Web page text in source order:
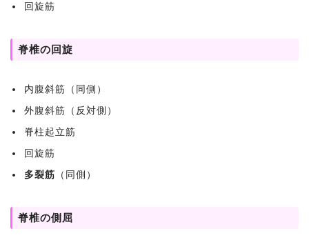
回旋筋
脊椎の回旋
内腹斜筋（同側）
外腹斜筋（反対側）
脊柱起立筋
回旋筋
多裂筋 （同側）
脊椎の側屈